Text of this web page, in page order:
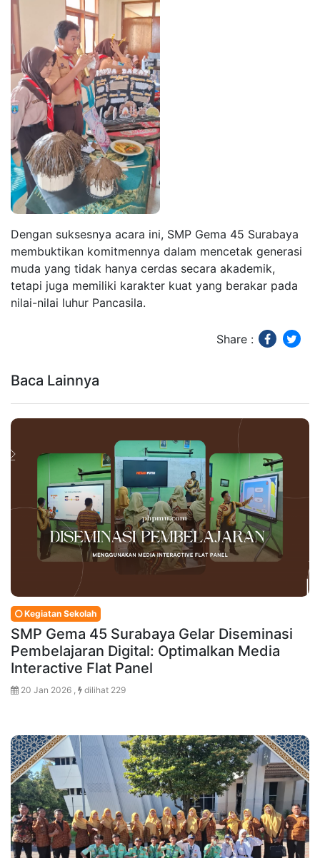
Dengan suksesnya acara ini, SMP Gema 45 Surabaya
membuktikan komitmennya dalam mencetak generasi
muda yang tidak hanya cerdas secara akademik,
tetapi juga memiliki karakter kuat yang berakar pada
nilai-nilai luhur Pancasila.
Share :
Baca Lainnya
Kegiatan Sekolah
SMP Gema 45 Surabaya Gelar Diseminasi
Pembelajaran Digital: Optimalkan Media
Interactive Flat Panel
20 Jan 2026 , dilihat 229